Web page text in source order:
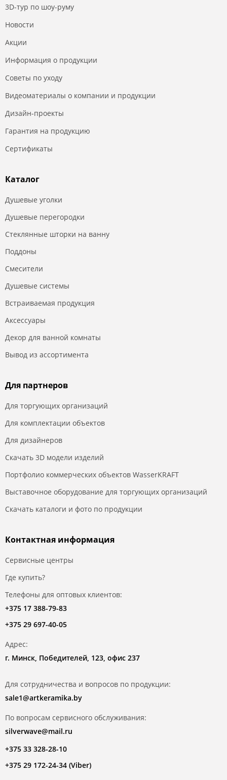
3D-тур по шоу-руму
Новости
Акции
Информация о продукции
Советы по уходу
Видеоматериалы о компании и продукции
Дизайн-проекты
Гарантия на продукцию
Сертификаты
Каталог
Душевые уголки
Душевые перегородки
Стеклянные шторки на ванну
Поддоны
Смесители
Душевые системы
Встраиваемая продукция
Аксессуары
Декор для ванной комнаты
Вывод из ассортимента
Для партнеров
Для торгующих организаций
Для комплектации объектов
Для дизайнеров
Скачать 3D модели изделий
Портфолио коммерческих объектов WasserKRAFT
Выставочное оборудование для торгующих организаций
Скачать каталоги и фото по продукции
Контактная информация
Сервисные центры
Где купить?
Телефоны для оптовых клиентов:
+375 17 388-79-83
+375 29 697-40-05
Адрес:
г. Минск, Победителей, 123, офис 237
Для сотрудничества и вопросов по продукции:
sale1@artkeramika.by
По вопросам сервисного обслуживания:
silverwave@mail.ru
+375 33 328-28-10
+375 29 172-24-34 (Viber)